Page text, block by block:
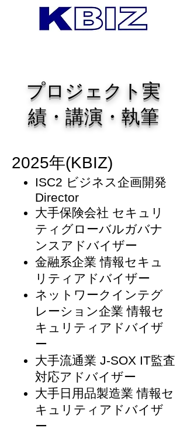
プロジェクト実
績・講演・執筆
202​5年(KBIZ)
ISC2 ビジネス企画開発
Director
大手保険会社 セキュリ
ティグローバルガバナ
ンスアドバイザー
金融系企業 情報セキュ
リティアドバイザー
ネットワークインテグ
レーション企業 情報セ
キュリティアドバイザ
ー
大手流通業 J-SOX IT監査
対応アドバイザー
大手日用品製造業 情報セ
キュリティアドバイザ
ー